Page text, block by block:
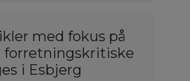
med fokus på
i Esbjerg